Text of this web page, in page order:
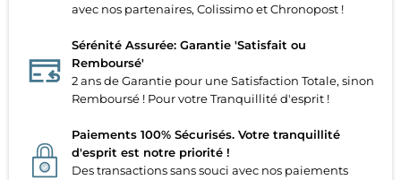
avec nos partenaires, Colissimo et Chronopost !
Sérénité Assurée: Garantie 'Satisfait ou
Remboursé'
2 ans de Garantie pour une Satisfaction Totale, sinon
Remboursé ! Pour votre Tranquillité d'esprit !
Paiements 100% Sécurisés. Votre tranquillité
d'esprit est notre priorité !
Des transactions sans souci avec nos paiements